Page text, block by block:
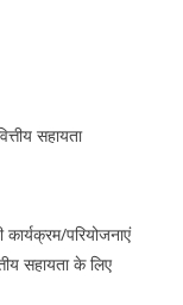
सहायता
परियोजनाएं
सहायता के लिए